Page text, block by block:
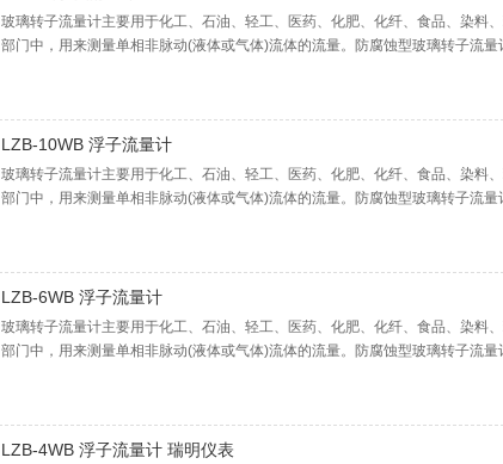
玻璃转子流量计主要用于化工、石油、轻工、医药、化肥、化纤、食品、染料
部门中，用来测量单相非脉动(液体或气体)流体的流量。防腐蚀型玻璃转子流
LZB-10WB 浮子流量计
玻璃转子流量计主要用于化工、石油、轻工、医药、化肥、化纤、食品、染料
部门中，用来测量单相非脉动(液体或气体)流体的流量。防腐蚀型玻璃转子流
LZB-6WB 浮子流量计
玻璃转子流量计主要用于化工、石油、轻工、医药、化肥、化纤、食品、染料
部门中，用来测量单相非脉动(液体或气体)流体的流量。防腐蚀型玻璃转子流
LZB-4WB 浮子流量计 瑞明仪表